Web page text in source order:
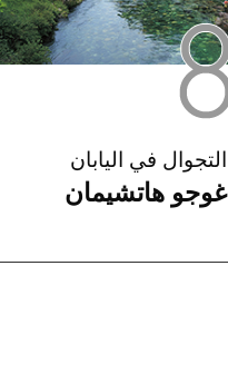
التجوال في اليابان
غوجو هاتشيمان